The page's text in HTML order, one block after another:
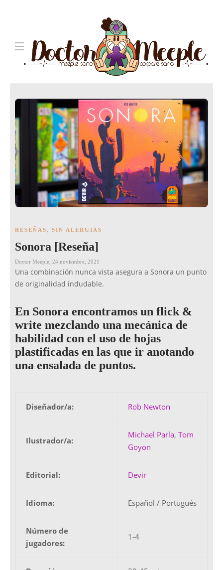
RESEÑAS, SIN ALERGIAS
Sonora [Reseña]
Doctor Meeple 24 noviembre, 2021
Una combinación nunca vista asegura a Sonora un punto
de originalidad indudable.
En Sonora encontramos un flick &
write mezclando una mecánica de
habilidad con el uso de hojas
plastificadas en las que ir anotando
una ensalada de puntos.
Diseñador/a: Rob Newton
Ilustrador/a:
Michael Parla, Tom
Goyon
Editorial: Devir
Idioma: Español / Portugués
Número de
jugadores:
1-4